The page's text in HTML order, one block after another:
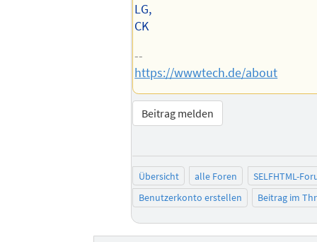
LG,
CK
--
https://wwwtech.de/about
Beitrag melden
Übersicht alle Foren
SELFHTML-
Benutzerkonto erstellen
Beitrag im